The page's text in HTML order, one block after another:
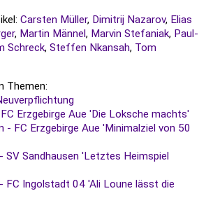
Carsten Müller, Dimitrij Nazarov, Elias
, Martin Männel, Marvin Stefaniak, Paul-
Schreck, Steffen Nkansah, Tom
Themen:
Erzgebirge Aue 'Die Loksche machts'
- FC Erzgebirge Aue 'Minimalziel von 50
SV Sandhausen 'Letztes Heimspiel
FC Ingolstadt 04 'Ali Loune lässt die